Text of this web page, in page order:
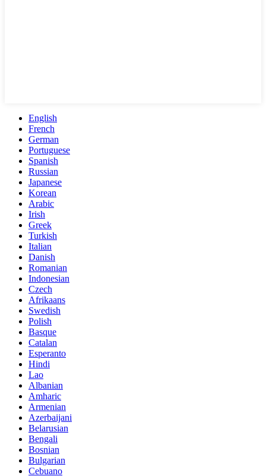
English
French
German
Portuguese
Spanish
Russian
Japanese
Korean
Arabic
Irish
Greek
Turkish
Italian
Danish
Romanian
Indonesian
Czech
Afrikaans
Swedish
Polish
Basque
Catalan
Esperanto
Hindi
Lao
Albanian
Amharic
Armenian
Azerbaijani
Belarusian
Bengali
Bosnian
Bulgarian
Cebuano